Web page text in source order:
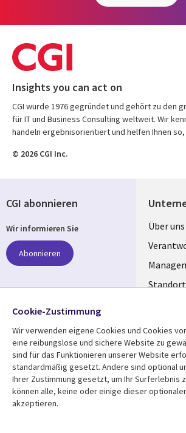
Insights you can act on
CGI wurde 1976 gegründet und gehört zu den
für IT und Business Consulting weltweit. Wir
handeln ergebnisorientiert und helfen Ihnen
© 2026 CGI Inc.
Useful
links
Über uns
Mediathek
Library
Aktuelles
CGI abonnieren
Wir informieren Sie
Abonnieren
Folgen Sie uns
Social
Media
GERMANY
Cookie-Zustimmung
Wir verwenden eigene Cookies und Cookies
eine reibungslose und sichere Website zu
sind für das Funktionieren unserer Website
standardmäßig gesetzt. Andere sind optional
Ihrer Zustimmung gesetzt, um Ihr Surferlebnis
können alle, keine oder einige dieser
akzeptieren.